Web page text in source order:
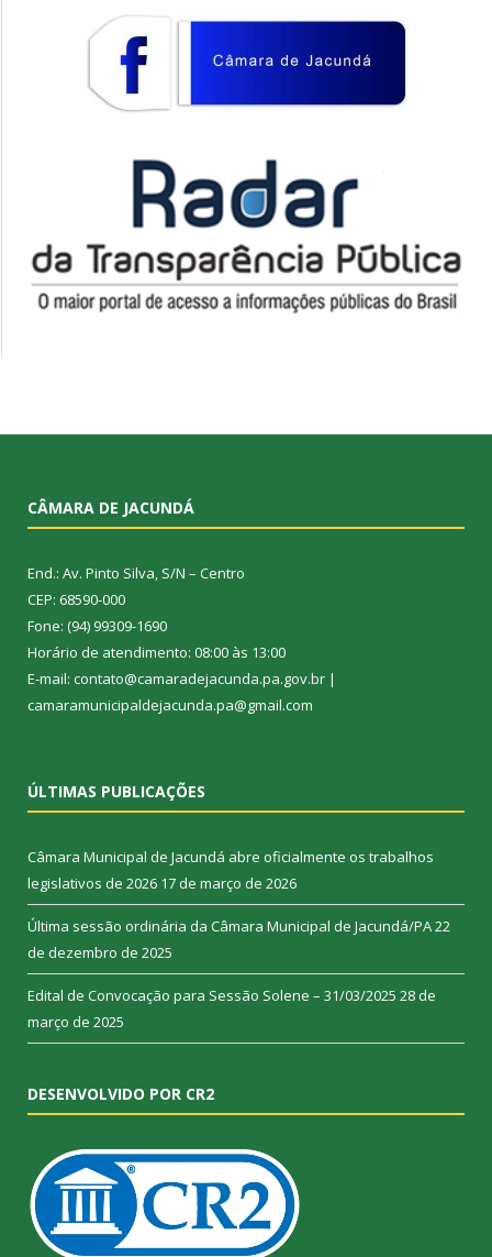
CÂMARA DE JACUNDÁ
End.: Av. Pinto Silva, S/N – Centro
CEP: 68590-000
Fone: (94) 99309-1690
Horário de atendimento: 08:00 às 13:00
E-mail: contato@camaradejacunda.pa.gov.br |
camaramunicipaldejacunda.pa@gmail.com
ÚLTIMAS PUBLICAÇÕES
Câmara Municipal de Jacundá abre oficialmente os trabalhos
legislativos de 2026 17 de março de 2026
Última sessão ordinária da Câmara Municipal de Jacundá/PA22
de dezembro de 2025
Edital de Convocação para Sessão Solene – 31/03/2025 28 de
março de 2025
DESENVOLVIDO POR CR2